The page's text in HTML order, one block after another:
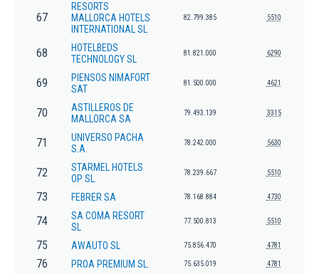
67
RESORTS
MALLORCA HOTELS
INTERNATIONAL SL
82.799.385 5510
68
HOTELBEDS
TECHNOLOGY SL
81.821.000 6290
69
PIENSOS NIMAFORT
SAT
81.500.000 4621
70
ASTILLEROS DE
MALLORCA SA
79.493.139 3315
71
UNIVERSO PACHA
S.A.
78.242.000 5630
72
STARMEL HOTELS
OP SL.
78.239.667 5510
73 FEBRER SA 78.168.884 4730
74
SA COMA RESORT
SL
77.500.813 5510
75 AWAUTO SL 75.856.470 4781
76 PROA PREMIUM SL. 75.635.019 4781